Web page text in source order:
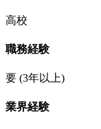
高校
職務経験
要 (3年以上)
業界経験